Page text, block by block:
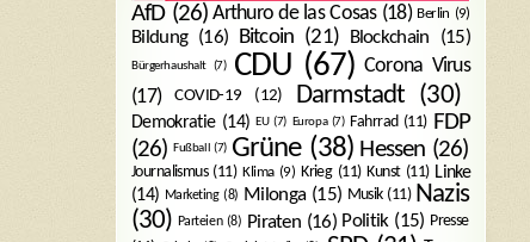
AfD(26) Arthuro de las Cosas(18) Berlin (9)
Bildung(16) Bitcoin (21) Blockchain (15)
Bürgerhaushalt (7) CDU (67) Corona Virus
(17)
COVID-19 (12) Darmstadt (30)
Demokratie(14) EU(7) Europa(7) Fahrrad (11) FDP
(26) Fußball (7) Grüne(38) Hessen (26)
Journalismus(11) Klima(9) Krieg(11) Kunst(11) Linke
(14) Marketing(8) Milonga(15) Musik(11) Nazis
(30) Parteien(8) Piraten (16) Politik(15) Presse